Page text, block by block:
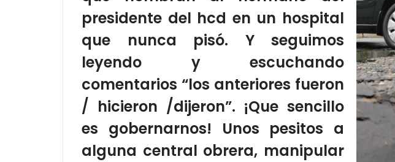
presidente del hcd en un hospital
que nunca pisó. Y seguimos
leyendo y escuchando
comentarios “los anteriores fueron
/ hicieron /dijeron”. ¡Que sencillo
es gobernarnos! Unos pesitos a
alguna central obrera, manipular